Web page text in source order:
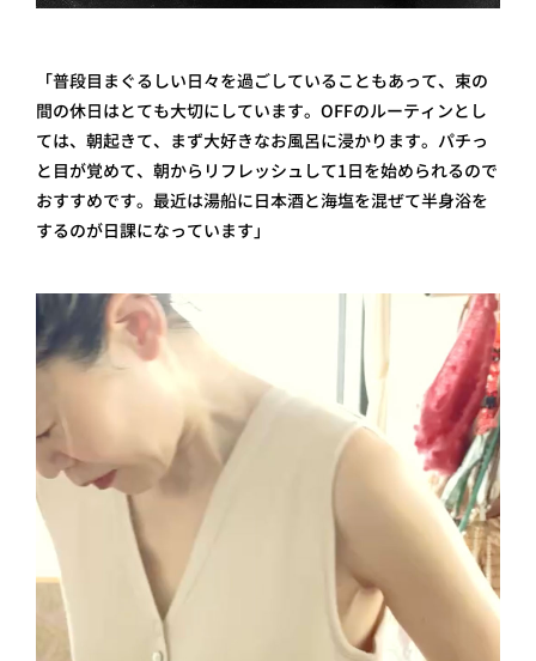
「普段目まぐるしい日々を過ごしていることもあって、束の
間の休日はとても大切にしています。OFFのルーティンとし
ては、朝起きて、まず大好きなお風呂に浸かります。パチっ
と目が覚めて、朝からリフレッシュして1日を始められるので
おすすめです。最近は湯船に日本酒と海塩を混ぜて半身浴を
するのが日課になっています」